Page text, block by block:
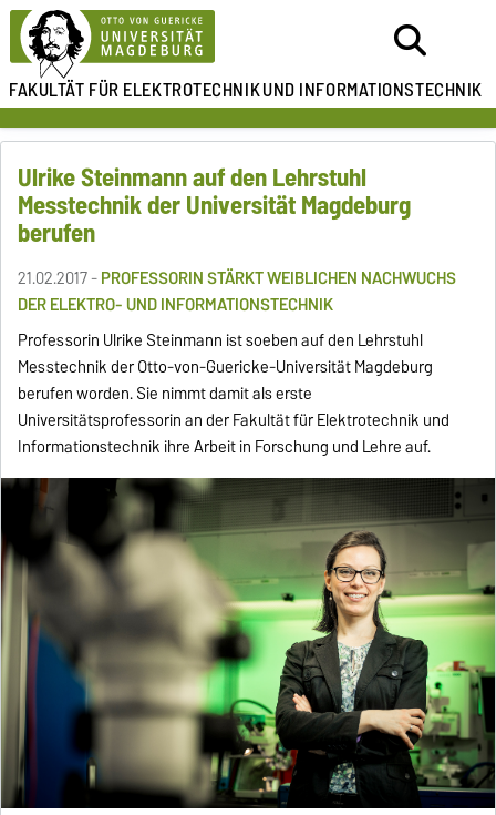
FAKULTÄT FÜR ELEKTROTECHNIKUND INFORMATIONSTECHNIK
Ulrike Steinmann auf den Lehrstuhl
Messtechnik der Universität Magdeburg
berufen
21.02.2017 -PROFESSORIN STÄRKT WEIBLICHEN NACHWUCHS
DER ELEKTRO- UND INFORMATIONSTECHNIK
Professorin Ulrike Steinmann ist soeben auf den Lehrstuhl
Messtechnik der Otto-von-Guericke-Universität Magdeburg
berufen worden. Sie nimmt damit als erste
Universitätsprofessorin an der Fakultät für Elektrotechnik und
Informationstechnik ihre Arbeit in Forschung und Lehre auf.